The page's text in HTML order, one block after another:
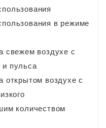
в режиме
свежем воздухе с
пульса
открытом воздухе с
количеством